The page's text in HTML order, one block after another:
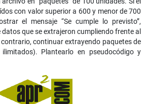
con valor superior a 600 y menor de 700
el mensaje “Se cumple lo previsto”,
que se extrajeron cumpliendo frente al
continuar extrayendo paquetes de
Plantearlo en pseudocódigo y